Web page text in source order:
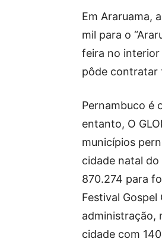
Em Araruama,
mil para o
feira no interior
pôde contratar
Pernambuco é
entanto, O
municípios
cidade natal do
870.274 para
Festival Gospel
administração,
cidade com